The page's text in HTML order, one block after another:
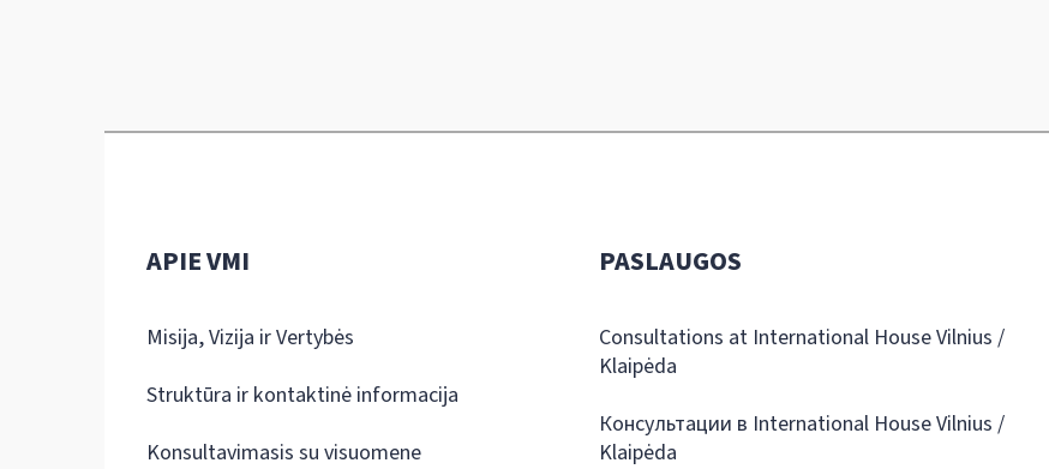
APIE VMI
Misija, Vizija ir Vertybės
Struktūra ir kontaktinė informacija
Konsultavimasis su visuomene
PASLAUGOS
Consultations at International House Vilnius /
Klaipėda
Консультации в International House Vilnius /
Klaipėda